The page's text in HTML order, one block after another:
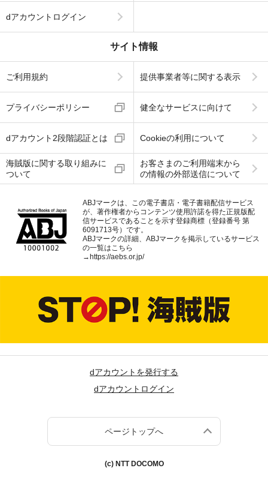
dアカウントログイン
サイト情報
ご利用規約 提供事業者等に関する表示
プライバシーポリシー 健全なサービスに向けて
dアカウント2段階認証とは Cookieの利用について
海賊版に関する取り組みに
ついて
お客さまのご利用端末から
の情報の外部送信について
ABJマークは、この電子書店・電子書籍配信サービス
が、著作権者からコンテンツ使用許諾を得た正規版配
信サービスであることを示す登録商標（登録番号 第
6091713号）です。
ABJマークの詳細、ABJマークを掲示しているサービス
の一覧はこちら
→https://aebs.or.jp/
dアカウントを発行する
dアカウントログイン
ページトップへ
(c) NTT DOCOMO